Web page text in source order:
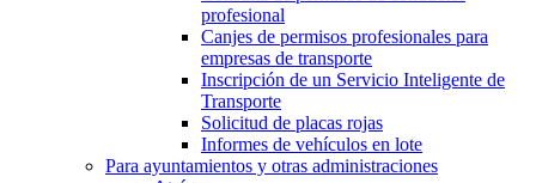
profesional
Canjes de permisos profesionales para
empresas de transporte
Inscripción de un Servicio Inteligente de
Transporte
Solicitud de placas rojas
Informes de vehículos en lote
Para ayuntamientos y otras administraciones